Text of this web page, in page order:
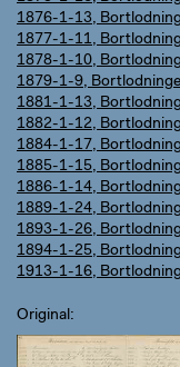
1876-1-13,
1877-1-11,
1878-1-10,
1879-1-9,
1881-1-13,
1882-1-12,
1884-1-17,
1885-1-15,
1886-1-14,
1889-1-24,
1893-1-26,
1894-1-25,
1913-1-16,
Original